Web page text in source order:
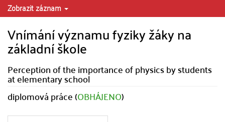
Zobrazit záznam
Vnímání významu fyziky žáky na
základní škole
Perception of the importance of physics by students
at elementary school
diplomová práce (OBHÁJENO)